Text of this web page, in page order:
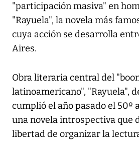
"participación masiva" en
"Rayuela", la novela más
cuya acción se desarrolla
Aires.
Obra literaria central del
latinoamericano", "Rayuela",
cumplió el año pasado el 50º
una novela introspectiva que
libertad de organizar la